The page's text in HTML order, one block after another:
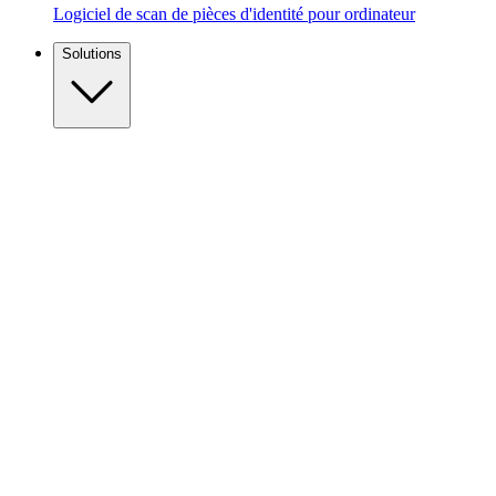
Logiciel de scan de pièces d'identité pour ordinateur
Solutions